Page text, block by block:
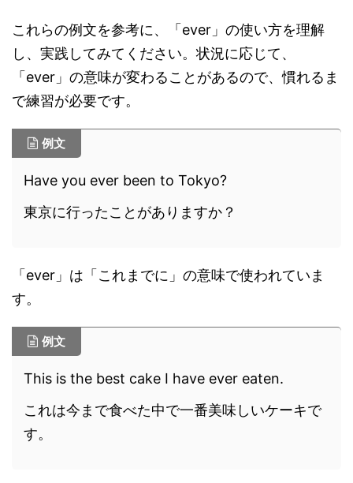
これらの例文を参考に、「ever」の使い方を理解
し、実践してみてください。状況に応じて、
「ever」の意味が変わることがあるので、慣れるま
で練習が必要です。
例文
Have you ever been to Tokyo?
東京に行ったことがありますか？
「ever」は「これまでに」の意味で使われていま
す。
例文
This is the best cake I have ever eaten.
これは今まで食べた中で一番美味しいケーキで
す。